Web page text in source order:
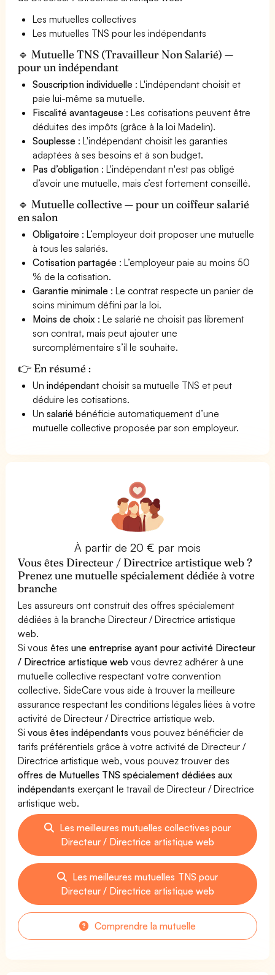
Les mutuelles collectives
Les mutuelles TNS pour les indépendants
🔹 Mutuelle TNS (Travailleur Non Salarié) —
pour un indépendant
Souscription individuelle : L'indépendant choisit et
paie lui-même sa mutuelle.
Fiscalité avantageuse : Les cotisations peuvent être
déduites des impôts (grâce à la loi Madelin).
Souplesse : L'indépendant choisit les garanties
adaptées à ses besoins et à son budget.
Pas d’obligation : L'indépendant n'est pas obligé
d’avoir une mutuelle, mais c’est fortement conseillé.
🔹 Mutuelle collective — pour un coiffeur salarié
en salon
Obligatoire : L’employeur doit proposer une mutuelle
à tous les salariés.
Cotisation partagée : L’employeur paie au moins 50
% de la cotisation.
Garantie minimale : Le contrat respecte un panier de
soins minimum défini par la loi.
Moins de choix : Le salarié ne choisit pas librement
son contrat, mais peut ajouter une
surcomplémentaire s’il le souhaite.
👉 En résumé :
Unindépendant choisit sa mutuelle TNS et peut
déduire les cotisations.
Unsalarié bénéficie automatiquement d’une
mutuelle collective proposée par son employeur.
À partir de 20 € par mois
Vous êtes Directeur / Directrice artistique web ?
Prenez une mutuelle spécialement dédiée à votre
branche
Les assureurs ont construit des offres spécialement
dédiées à la branche Directeur / Directrice artistique
web.
Si vous êtesune entreprise ayant pour activité Directeur
/ Directrice artistique web vous devrez adhérer à une
mutuelle collective respectant votre convention
collective. SideCare vous aide à trouver la meilleure
assurance respectant les conditions légales liées à votre
activité de Directeur / Directrice artistique web.
Sivous êtes indépendants vous pouvez bénéficier de
tarifs préférentiels grâce à votre activité de Directeur /
Directrice artistique web, vous pouvez trouver des
offres de Mutuelles TNS spécialement dédiées aux
indépendants exerçant le travail de Directeur / Directrice
artistique web.
Les meilleures mutuelles collectives pour
Directeur / Directrice artistique web
Les meilleures mutuelles TNS pour
Directeur / Directrice artistique web
Comprendre la mutuelle